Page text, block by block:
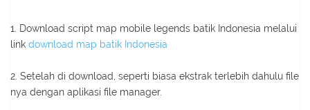
1. Download script map mobile legends batik Indonesia melalui
link download map batik Indonesia
2. Setelah di download, seperti biasa ekstrak terlebih dahulu file
nya dengan aplikasi file manager.